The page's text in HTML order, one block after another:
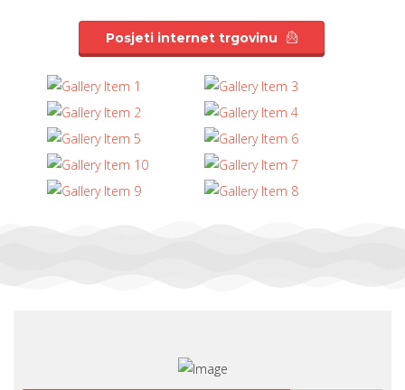
Posjeti internet trgovinu